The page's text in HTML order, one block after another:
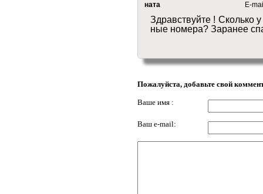
ната E-
Здравствуйте ! Сколько
ные номера? Заранее
Пожалуйста, добавьте свой
Ваше имя :
Ваш e-mail: